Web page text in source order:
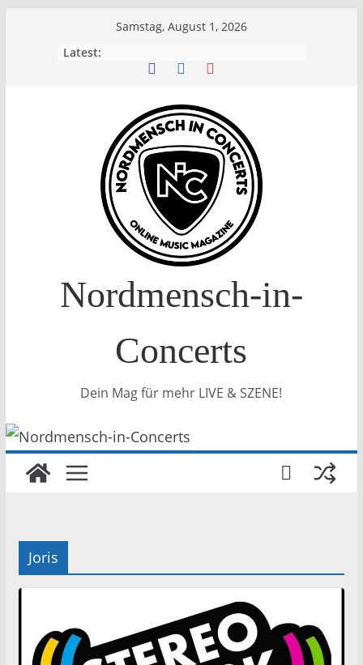
Samstag, August 1, 2026
Latest:
Nordmensch-in-
Concerts
Dein Mag für mehr LIVE & SZENE!
Joris